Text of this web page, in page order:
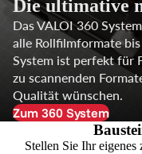
Die ultimative
Das VALOI 360
alle Rollfilmformate
System ist perfekt für
zu scannenden
Qualität wünschen.
Zum 360 System
Stellen Sie Ihr eigenes